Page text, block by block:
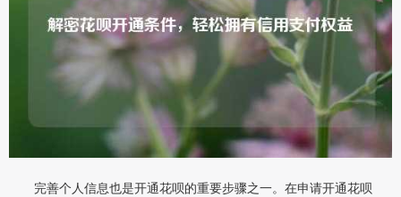
完善个人信息也是开通花呗的重要步骤之一。在申请开通花呗